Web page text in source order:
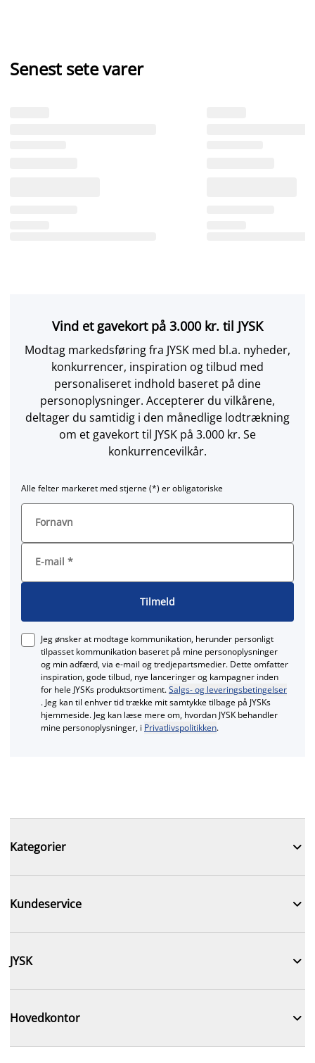
Senest sete varer
Vind et gavekort på 3.000 kr. til JYSK
Modtag markedsføring fra JYSK med bl.a. nyheder,
konkurrencer, inspiration og tilbud med
personaliseret indhold baseret på dine
personoplysninger. Accepterer du vilkårene,
deltager du samtidig i den månedlige lodtrækning
om et gavekort til JYSK på 3.000 kr. Se
konkurrencevilkår.
Alle felter markeret med stjerne (*) er obligatoriske
Fornavn
E-mail *
Tilmeld
Jeg ønsker at modtage kommunikation, herunder personligt
tilpasset kommunikation baseret på mine personoplysninger
og min adfærd, via e‑mail og tredjepartsmedier. Dette omfatter
inspiration, gode tilbud, nye lanceringer og kampagner inden
for hele JYSKs produktsortiment.Salgs- og leveringsbetingelser
. Jeg kan til enhver tid trække mit samtykke tilbage på JYSKs
hjemmeside. Jeg kan læse mere om, hvordan JYSK behandler
mine personoplysninger, i Privatlivspolitikken.
Kategorier 
Kundeservice 
JYSK 
Hovedkontor 